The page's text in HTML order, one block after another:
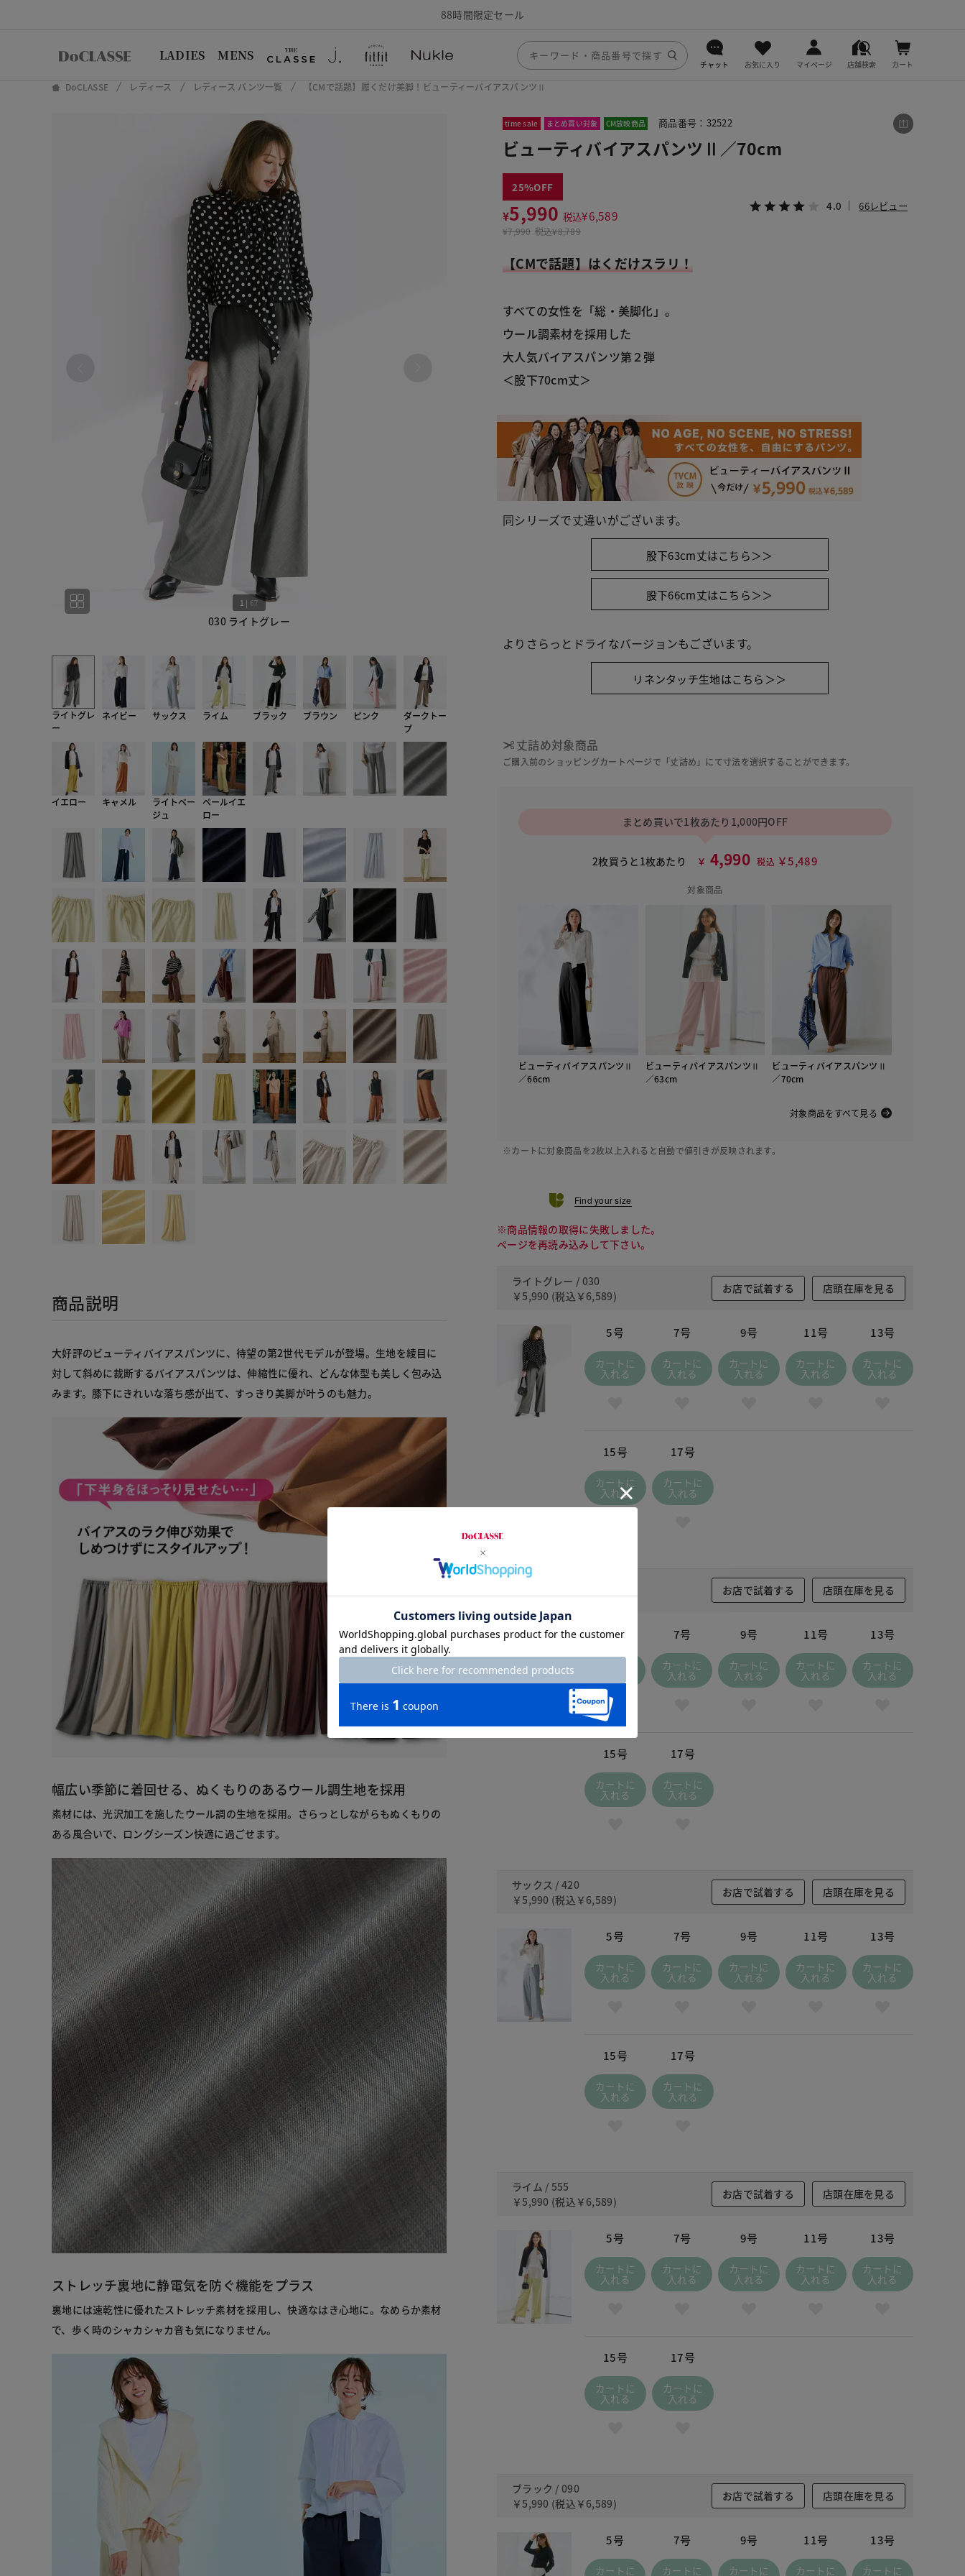
88時間限定セール
LADIES MENS
チャット お気に入り マイページ 店舗検索 カート
DoCLASSE レディース レディース パンツ一覧 【CMで話題】履くだけ美脚！ビューティーバイアスパンツⅡ
030 ライトグレー
1 | 67
ライトグレ
ー
ネイビー サックス ライム ブラック ブラウン ピンク
ダークトー
プ
イエロー キャメル
ライトベー
ジュ
ペールイエ
ロー
商品説明
大好評のビューティバイアスパンツに、待望の第2世代モデルが登場。生地を綾目に
対して斜めに裁断するバイアスパンツは、伸縮性に優れ、どんな体型も美しく包み込
みます。膝下にきれいな落ち感が出て、すっきり美脚が叶うのも魅力。
幅広い季節に着回せる、ぬくもりのあるウール調生地を採用
素材には、光沢加工を施したウール調の生地を採用。さらっとしながらもぬくもりの
ある風合いで、ロングシーズン快適に過ごせます。
ストレッチ裏地に静電気を防ぐ機能をプラス
裏地には速乾性に優れたストレッチ素材を採用し、快適なはき心地に。なめらか素材
で、歩く時のシャカシャカ音も気になりません。
time sale まとめ買い対象 CM放映商品 商品番号：32522
ビューティバイアスパンツⅡ／70cm
25
¥5,990 税込¥6,589
¥7,990 税込¥8,789
4.0 66レビュー
【CMで話題】はくだけスラリ！
すべての女性を「総・美脚化」。
ウール調素材を採用した
大人気バイアスパンツ第２弾
＜股下70cm丈＞
同シリーズで丈違いがございます。
股下63cm丈はこちら＞＞
股下66cm丈はこちら＞＞
よりさらっとドライなバージョンもございます。
リネンタッチ生地はこちら＞＞
丈詰め対象商品
ご購入前のショッピングカートページで「丈詰め」にて寸法を選択することができます。
まとめ買いで1枚あたり1,000円OFF
2枚買うと1枚あたり ￥ 4,990 税込 ￥5,489
対象商品
ビューティバイアスパンツⅡ
／66cm
ビューティバイアスパンツⅡ
／63cm
ビューティバイアスパンツⅡ
／70cm
対象商品をすべて見る
※カートに対象商品を2枚以上入れると自動で値引きが反映されます。
Find your size
※商品情報の取得に失敗しました。
ページを再読み込みして下さい。
ライトグレー / 030
￥5,990 (税込 ￥6,589)
お店で試着する 店頭在庫を見る
5号
カートに
入れる
7号
カートに
入れる
9号
カートに
入れる
11号
カートに
入れる
13号
カートに
入れる
15号
カートに
入れる
17号
カートに
入れる
ネイビー / 480
￥5,990(税込￥6,589)
お店で試着する 店頭在庫を見る
5号 7号
カートに
入れる
9号
カートに
入れる
11号
カートに
入れる
13号
カートに
入れる
15号
カートに
入れる
17号
カートに
入れる
サックス / 420
￥5,990 (税込 ￥6,589)
お店で試着する 店頭在庫を見る
5号
カートに
入れる
7号
カートに
入れる
9号
カートに
入れる
11号
カートに
入れる
13号
カートに
入れる
15号
カートに
入れる
17号
カートに
入れる
ライム / 555
￥5,990 (税込 ￥6,589)
お店で試着する 店頭在庫を見る
5号
カートに
入れる
7号
カートに
入れる
9号
カートに
入れる
11号
カートに
入れる
13号
カートに
入れる
15号
カートに
入れる
17号
カートに
入れる
ブラック / 090
￥5,990 (税込 ￥6,589)
お店で試着する 店頭在庫を見る
5号
カートに
7号
カートに
9号
カートに
11号
カートに
13号
カートに